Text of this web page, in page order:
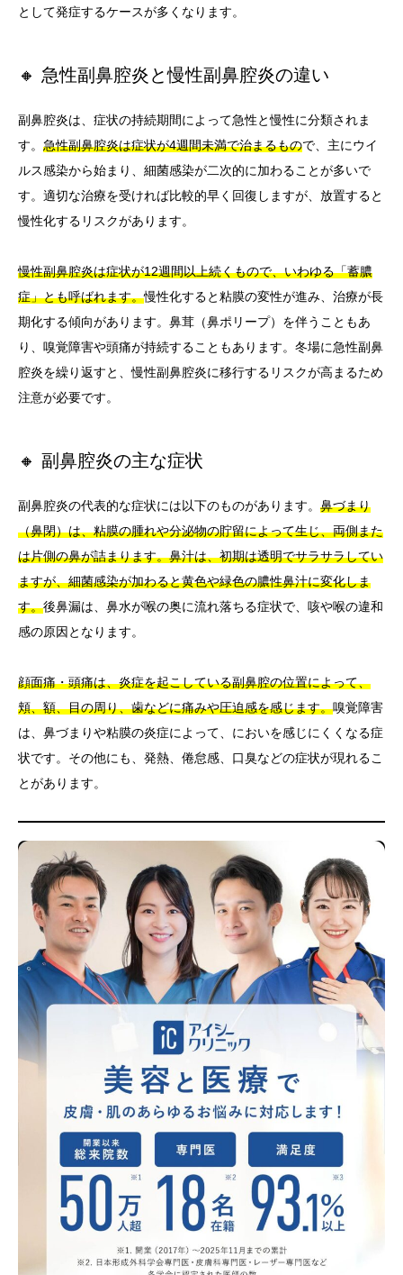
として発症するケースが多くなります。
🔸 急性副鼻腔炎と慢性副鼻腔炎の違い
副鼻腔炎は、症状の持続期間によって急性と慢性に分類されま
す。 急性副鼻腔炎は症状が4週間未満で治まるもので、主にウイ
ルス感染から始まり、細菌感染が二次的に加わることが多いで
す。適切な治療を受ければ比較的早く回復しますが、放置すると
慢性化するリスクがあります。
慢性副鼻腔炎は症状が12週間以上続くもので、いわゆる「蓄膿
症」とも呼ばれます。慢性化すると粘膜の変性が進み、治療が長
期化する傾向があります。鼻茸（鼻ポリープ）を伴うこともあ
り、嗅覚障害や頭痛が持続することもあります。冬場に急性副鼻
腔炎を繰り返すと、慢性副鼻腔炎に移行するリスクが高まるため
注意が必要です。
🔸 副鼻腔炎の主な症状
副鼻腔炎の代表的な症状には以下のものがあります。 鼻づまり
（鼻閉）は、粘膜の腫れや分泌物の貯留によって生じ、両側また
は片側の鼻が詰まります。鼻汁は、初期は透明でサラサラしてい
ますが、細菌感染が加わると黄色や緑色の膿性鼻汁に変化しま
す。後鼻漏は、鼻水が喉の奥に流れ落ちる症状で、咳や喉の違和
感の原因となります。
顔面痛・頭痛は、炎症を起こしている副鼻腔の位置によって、
頬、額、目の周り、歯などに痛みや圧迫感を感じます。嗅覚障害
は、鼻づまりや粘膜の炎症によって、においを感じにくくなる症
状です。その他にも、発熱、倦怠感、口臭などの症状が現れるこ
とがあります。